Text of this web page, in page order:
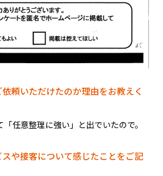
頼いただけたのか理由をお教えく
任意整理に強い」と出でいたので。
や接客について感じたことをご記